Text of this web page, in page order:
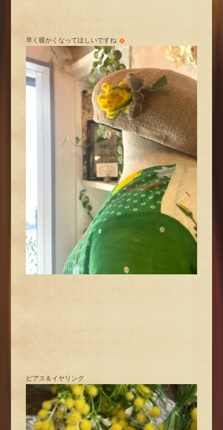
早く暖かくなってほしいですね
ピアス＆イヤリング